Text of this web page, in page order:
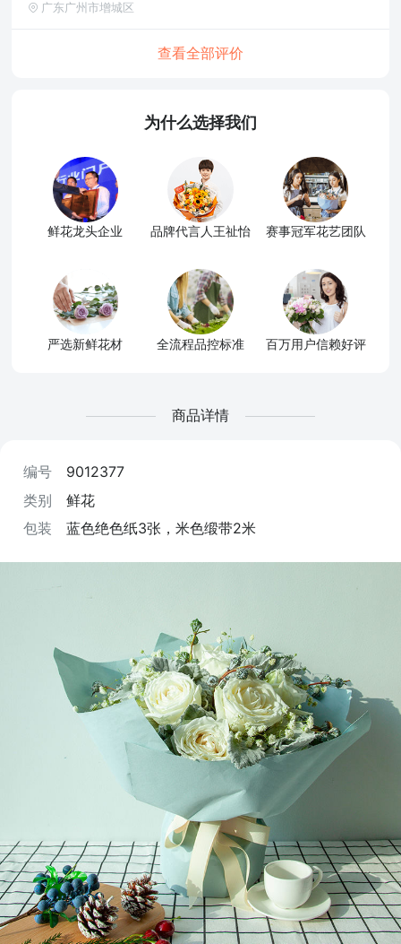
广东广州市增城区
查看全部评价
为什么选择我们
鲜花龙头企业 品牌代言人王祉怡 赛事冠军花艺团队
严选新鲜花材 全流程品控标准 百万用户信赖好评
商品详情
编号
9012377
类别
鲜花
包装
蓝色绝色纸3张，米色缎带2米